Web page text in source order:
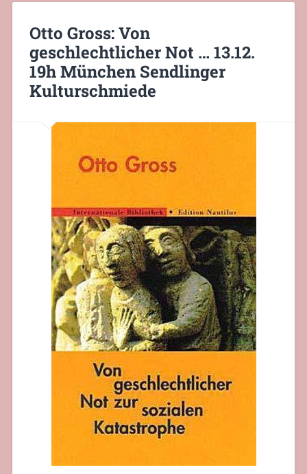
Otto Gross: Von
geschlechtlicher Not … 13.12.
19h München Sendlinger
Kulturschmiede